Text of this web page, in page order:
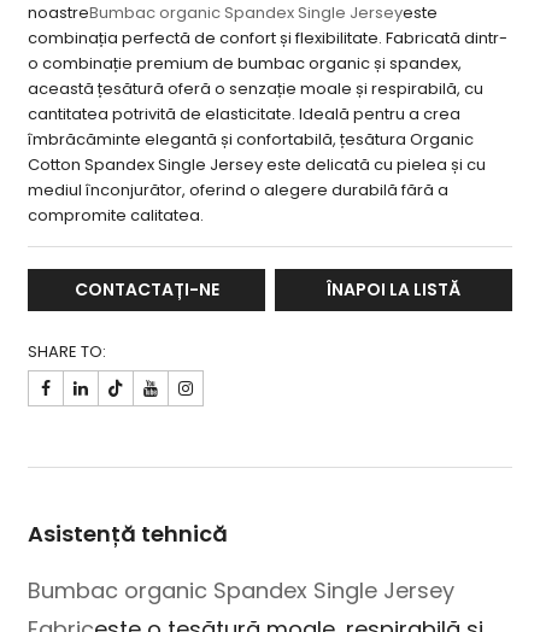
noastreBumbac organic Spandex Single Jerseyeste
combinația perfectă de confort și flexibilitate. Fabricată dintr-
o combinație premium de bumbac organic și spandex,
această țesătură oferă o senzație moale și respirabilă, cu
cantitatea potrivită de elasticitate. Ideală pentru a crea
îmbrăcăminte elegantă și confortabilă, țesătura Organic
Cotton Spandex Single Jersey este delicată cu pielea și cu
mediul înconjurător, oferind o alegere durabilă fără a
compromite calitatea.
CONTACTAȚI-NE ÎNAPOI LA LISTĂ
SHARE TO:

Asistență tehnică
Bumbac organic Spandex Single Jersey